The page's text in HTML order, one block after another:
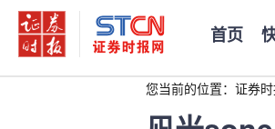
首页
您当前的位置： 证券